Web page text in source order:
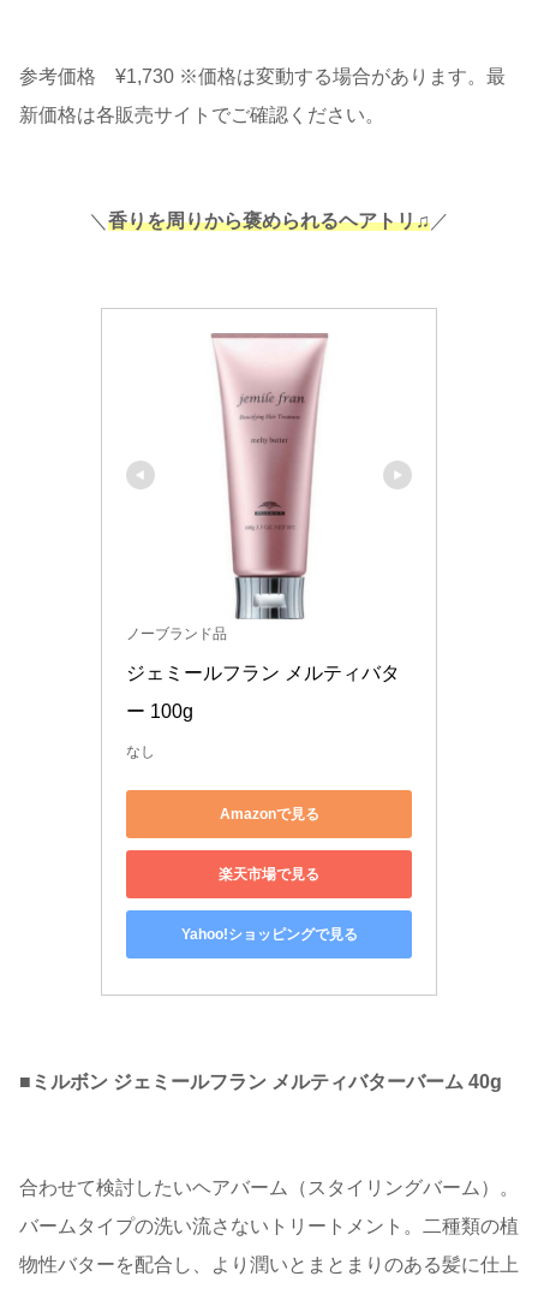
参考価格 ¥1,730 ※価格は変動する場合があります。最
新価格は各販売サイトでご確認ください。
＼ 香りを周りから褒められるヘアトリ♫ ／
ノーブランド品
ジェミールフラン メルティバタ
ー 100g
なし
Amazonで見る
楽天市場で見る
Yahoo!ショッピングで見る
■ ミルボン ジェミールフラン メルティバターバーム 40g
合わせて検討したいヘアバーム（スタイリングバーム）。
バームタイプの洗い流さないトリートメント。二種類の植
物性バターを配合し、より潤いとまとまりのある髪に仕上